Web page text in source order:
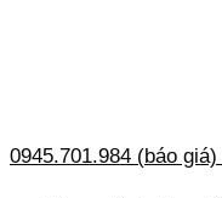
0945.701.984 (báo giá)